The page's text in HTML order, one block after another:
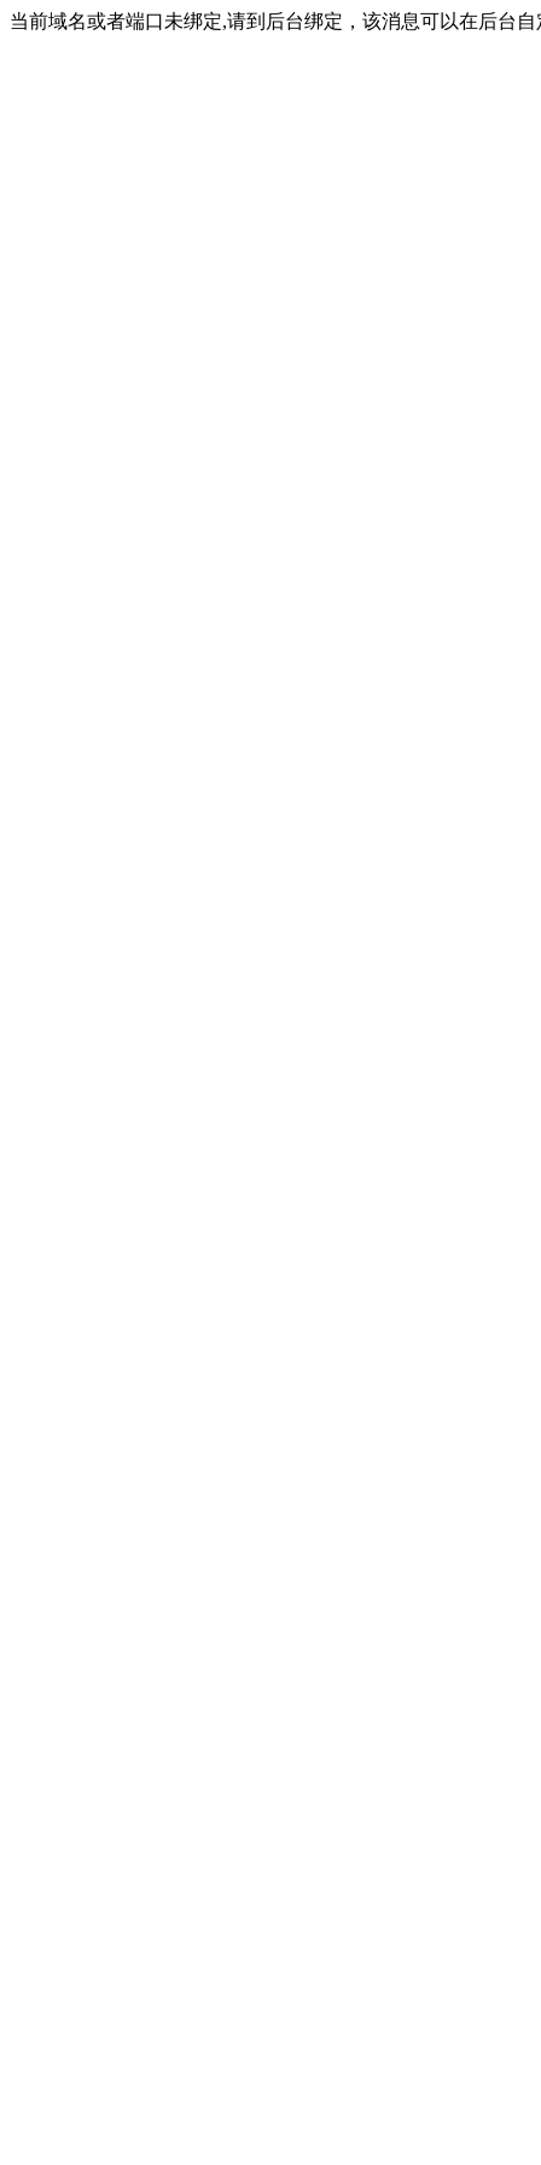
当前域名或者端口未绑定,请到后台绑定，该消息可以在后台自